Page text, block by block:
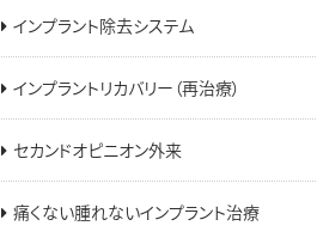
インプラント除去システム
インプラントリカバリー（再治療）
セカンドオピニオン外来
痛くない腫れないインプラント治療